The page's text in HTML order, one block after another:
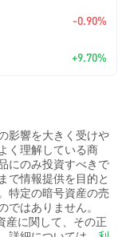
-0.90%
+9.70%
影響を大きく受けや
く理解している商
にのみ投資すべきで
で情報提供を目的と
特定の暗号資産の売
はありません。
産に関して、その正